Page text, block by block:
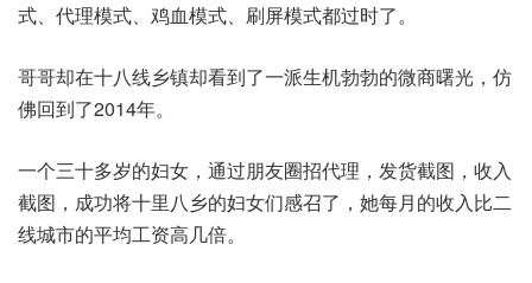
式、代理模式、鸡血模式、刷屏模式都过时了。
哥哥却在十八线乡镇却看到了一派生机勃勃的微商曙光，仿
佛回到了2014年。
一个三十多岁的妇女，通过朋友圈招代理，发货截图，收入
截图，成功将十里八乡的妇女们感召了，她每月的收入比二
线城市的平均工资高几倍。